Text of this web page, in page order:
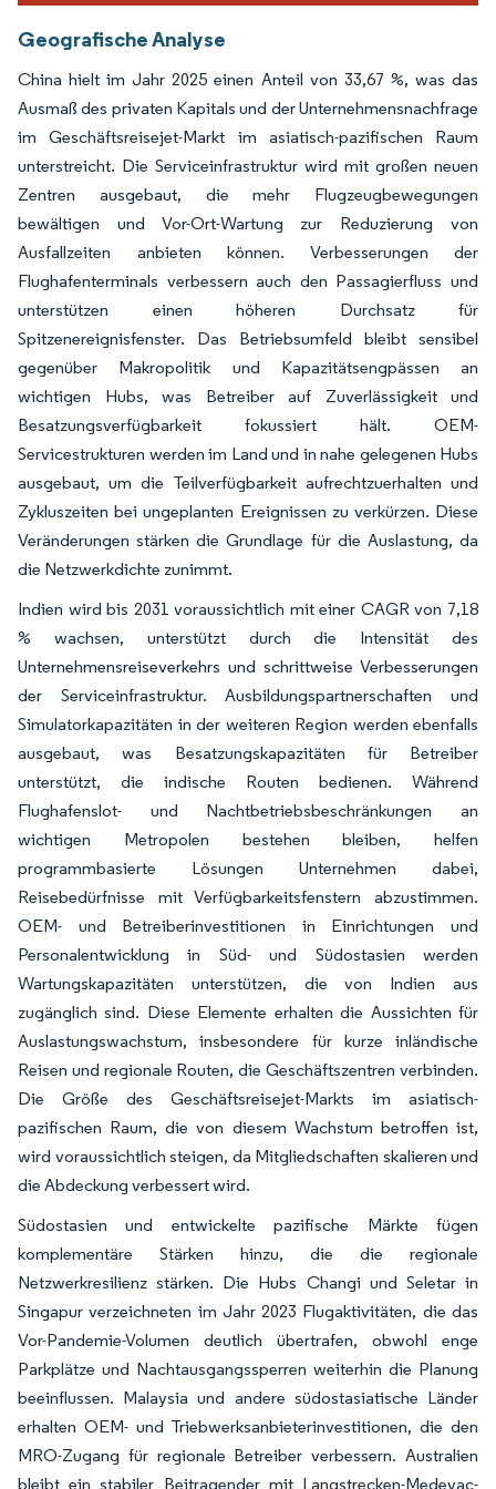
Geografische Analyse
China hielt im Jahr 2025 einen Anteil von 33,67 %, was das
Ausmaß des privaten Kapitals und der Unternehmensnachfrage
im Geschäftsreisejet-Markt im asiatisch-pazifischen Raum
unterstreicht. Die Serviceinfrastruktur wird mit großen neuen
Zentren ausgebaut, die mehr Flugzeugbewegungen
bewältigen und Vor-Ort-Wartung zur Reduzierung von
Ausfallzeiten anbieten können. Verbesserungen der
Flughafenterminals verbessern auch den Passagierfluss und
unterstützen einen höheren Durchsatz für
Spitzenereignisfenster. Das Betriebsumfeld bleibt sensibel
gegenüber Makropolitik und Kapazitätsengpässen an
wichtigen Hubs, was Betreiber auf Zuverlässigkeit und
Besatzungsverfügbarkeit fokussiert hält. OEM-
Servicestrukturen werden im Land und in nahe gelegenen Hubs
ausgebaut, um die Teilverfügbarkeit aufrechtzuerhalten und
Zykluszeiten bei ungeplanten Ereignissen zu verkürzen. Diese
Veränderungen stärken die Grundlage für die Auslastung, da
die Netzwerkdichte zunimmt.
Indien wird bis 2031 voraussichtlich mit einer CAGR von 7,18
% wachsen, unterstützt durch die Intensität des
Unternehmensreiseverkehrs und schrittweise Verbesserungen
der Serviceinfrastruktur. Ausbildungspartnerschaften und
Simulatorkapazitäten in der weiteren Region werden ebenfalls
ausgebaut, was Besatzungskapazitäten für Betreiber
unterstützt, die indische Routen bedienen. Während
Flughafenslot- und Nachtbetriebsbeschränkungen an
wichtigen Metropolen bestehen bleiben, helfen
programmbasierte Lösungen Unternehmen dabei,
Reisebedürfnisse mit Verfügbarkeitsfenstern abzustimmen.
OEM- und Betreiberinvestitionen in Einrichtungen und
Personalentwicklung in Süd- und Südostasien werden
Wartungskapazitäten unterstützen, die von Indien aus
zugänglich sind. Diese Elemente erhalten die Aussichten für
Auslastungswachstum, insbesondere für kurze inländische
Reisen und regionale Routen, die Geschäftszentren verbinden.
Die Größe des Geschäftsreisejet-Markts im asiatisch-
pazifischen Raum, die von diesem Wachstum betroffen ist,
wird voraussichtlich steigen, da Mitgliedschaften skalieren und
die Abdeckung verbessert wird.
Südostasien und entwickelte pazifische Märkte fügen
komplementäre Stärken hinzu, die die regionale
Netzwerkresilienz stärken. Die Hubs Changi und Seletar in
Singapur verzeichneten im Jahr 2023 Flugaktivitäten, die das
Vor-Pandemie-Volumen deutlich übertrafen, obwohl enge
Parkplätze und Nachtausgangssperren weiterhin die Planung
beeinflussen. Malaysia und andere südostasiatische Länder
erhalten OEM- und Triebwerksanbieterinvestitionen, die den
MRO-Zugang für regionale Betreiber verbessern. Australien
bleibt ein stabiler Beitragender mit Langstrecken-Medevac-